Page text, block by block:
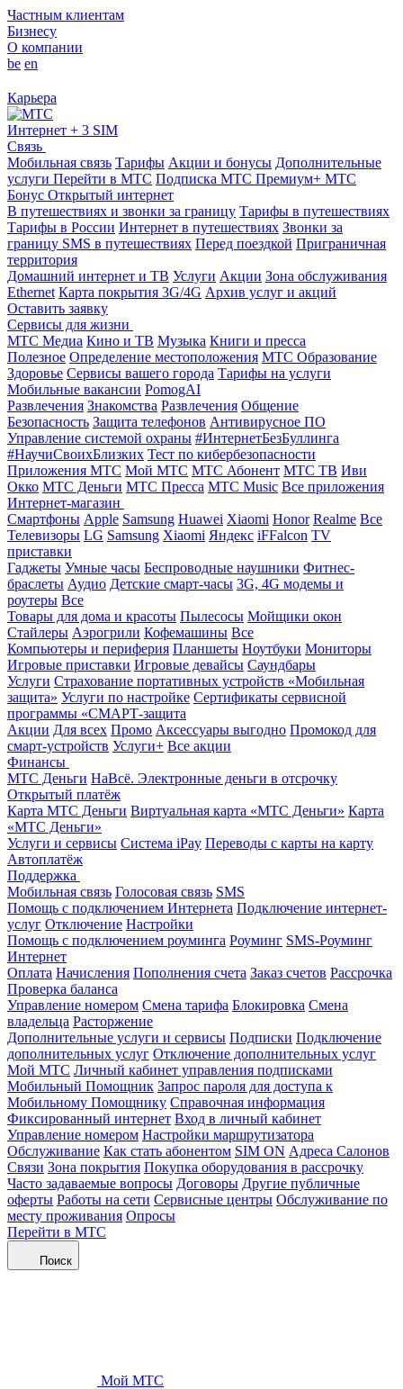
Частным клиентам
Бизнесу
О компании
be en
Карьера
Интернет + 3 SIM
Связь
Мобильная связь Тарифы Акции и бонусы Дополнительные
услуги Перейти в МТС Подписка МТС Премиум+ МТС
Бонус Открытый интернет
В путешествиях и звонки за границу Тарифы в путешествиях
Тарифы в России Интернет в путешествиях Звонки за
границу SMS в путешествиях Перед поездкой Приграничная
территория
Домашний интернет и ТВ Услуги Акции Зона обслуживания
Ethernet Карта покрытия 3G/4G Архив услуг и акций
Оставить заявку
Сервисы для жизни
МТС Медиа Кино и ТВ Музыка Книги и пресса
Полезное Определение местоположения МТС Образование
Здоровье Сервисы вашего города Тарифы на услуги
Мобильные вакансии PomogAI
Развлечения Знакомства Развлечения Общение
Безопасность Защита телефонов Антивирусное ПО
Управление системой охраны #ИнтернетБезБуллинга
#НаучиСвоихБлизких Тест по кибербезопасности
Приложения МТС Мой МТС МТС Абонент МТС ТВ Иви
Окко МТС Деньги МТС Пресса МТС Music Все приложения
Интернет-магазин
Смартфоны Apple Samsung Huawei Xiaomi Honor Realme Все
Телевизоры LG Samsung Xiaomi Яндекс iFFalcon TV
приставки
Гаджеты Умные часы Беспроводные наушники Фитнес-
браслеты Аудио Детские смарт-часы 3G, 4G модемы и
роутеры Все
Товары для дома и красоты Пылесосы Мойщики окон
Стайлеры Аэрогрили Кофемашины Все
Компьютеры и периферия Планшеты Ноутбуки Мониторы
Игровые приставки Игровые девайсы Саундбары
Услуги Страхование портативных устройств «Мобильная
защита» Услуги по настройке Сертификаты сервисной
программы «СМАРТ-защита
Акции Для всех Промо Аксессуары выгодно Промокод для
смарт-устройств Услуги+ Все акции
Финансы
МТС Деньги НаВсё. Электронные деньги в отсрочку
Открытый платёж
Карта МТС Деньги Виртуальная карта «МТС Деньги» Карта
«МТС Деньги»
Услуги и сервисы Система iPay Переводы с карты на карту
Автоплатёж
Поддержка
Мобильная связь Голосовая связь SMS
Помощь с подключением Интернета Подключение интернет-
услуг Отключение Настройки
Помощь с подключением роуминга Роуминг SMS-Роуминг
Интернет
Оплата Начисления Пополнения счета Заказ счетов Рассрочка
Проверка баланса
Управление номером Смена тарифа Блокировка Смена
владельца Расторжение
Дополнительные услуги и сервисы Подписки Подключение
дополнительных услуг Отключение дополнительных услуг
Мой МТС Личный кабинет управления подписками
Мобильный Помощник Запрос пароля для доступа к
Мобильному Помощнику Справочная информация
Фиксированный интернет Вход в личный кабинет
Управление номером Настройки маршрутизатора
Обслуживание Как стать абонентом SIM ON Адреса Салонов
Связи Зона покрытия Покупка оборудования в рассрочку
Часто задаваемые вопросы Договоры Другие публичные
оферты Работы на сети Сервисные центры Обслуживание по
месту проживания Опросы
Перейти в МТС
Поиск
Мой МТС